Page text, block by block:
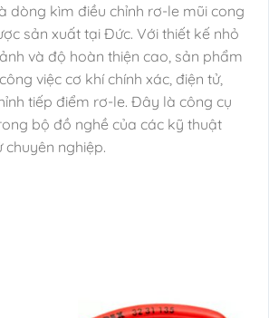
dòng kìm điều chỉnh rơ-le mũi cong
sản xuất tại Đức. Với thiết kế nhỏ
và độ hoàn thiện cao, sản phẩm
việc cơ khí chính xác, điện tử,
tiếp điểm rơ-le. Đây là công cụ
bộ đồ nghề của các kỹ thuật
chuyên nghiệp.